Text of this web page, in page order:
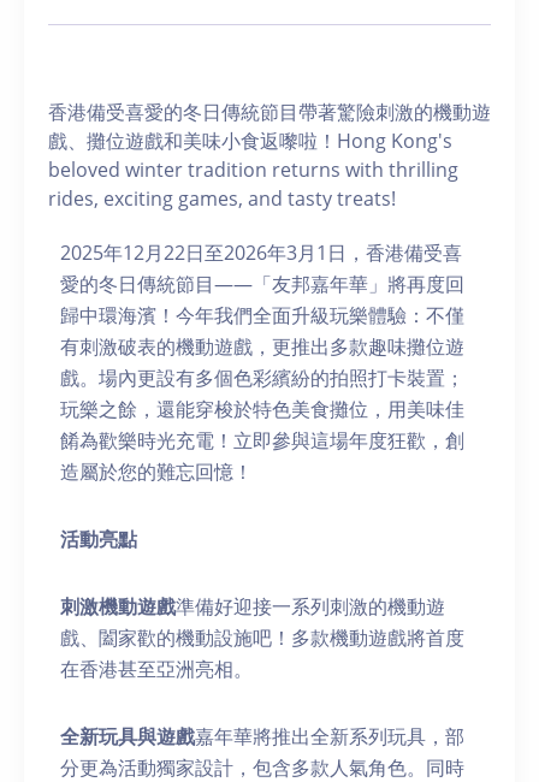
香港備受喜愛的冬日傳統節目帶著驚險刺激的機動遊
戲、攤位遊戲和美味小食返嚟啦！Hong Kong's
beloved winter tradition returns with thrilling
rides, exciting games, and tasty treats!
2025年12月22日至2026年3月1日，香港備受喜
愛的冬日傳統節目——「友邦嘉年華」將再度回
歸中環海濱！今年我們全面升級玩樂體驗：不僅
有刺激破表的機動遊戲，更推出多款趣味攤位遊
戲。場內更設有多個色彩繽紛的拍照打卡裝置；
玩樂之餘，還能穿梭於特色美食攤位，用美味佳
餚為歡樂時光充電！立即參與這場年度狂歡，創
造屬於您的難忘回憶！
活動亮點
刺激機動遊戲準備好迎接一系列刺激的機動遊
戲、闔家歡的機動設施吧！多款機動遊戲將首度
在香港甚至亞洲亮相。
全新玩具與遊戲嘉年華將推出全新系列玩具，部
分更為活動獨家設計，包含多款人氣角色。同時